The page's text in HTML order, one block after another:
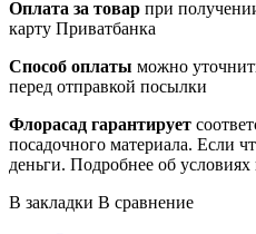
Оплата за товар при
карту Приватбанка
Способ оплаты можно
перед отправкой посылки
Флорасад гарантирует
посадочного материала. Если
деньги. Подробнее об условиях
В закладки В сравнение